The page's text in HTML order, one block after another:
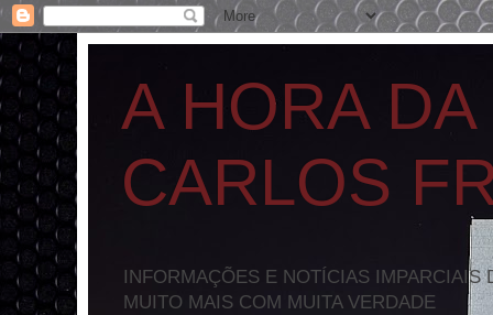
A HORA
CARLOS
INFORMAÇÕES E NOTÍCIAS
MUITO MAIS COM MUITA VERDADE